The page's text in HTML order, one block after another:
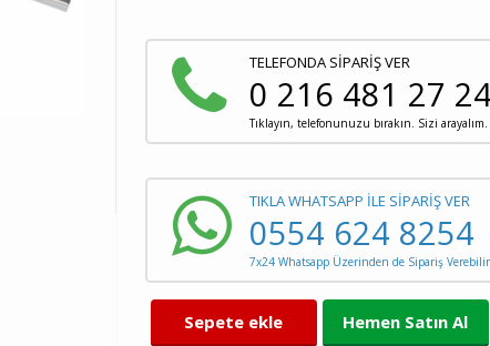
TELEFONDA SİPARİŞ VER
0 216 481 27 24
Tıklayın, telefonunuzu bırakın. Sizi arayalım.
TIKLA WHATSAPP İLE SİPARİŞ VER
0554 624 8254
7x24 Whatsapp Üzerinden de Sipariş
Sepete ekle Hemen Satın Al